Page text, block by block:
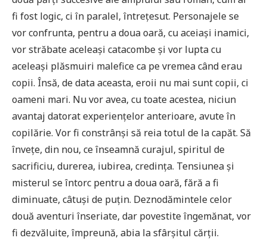
fi fost logic, ci în paralel, întrețesut. Personajele se
vor confrunta, pentru a doua oară, cu aceiași inamici,
vor străbate aceleași catacombe și vor lupta cu
aceleași plăsmuiri malefice ca pe vremea când erau
copii. Însă, de data aceasta, eroii nu mai sunt copii, ci
oameni mari. Nu vor avea, cu toate acestea, niciun
avantaj datorat experiențelor anterioare, avute în
copilărie. Vor fi constrânși să reia totul de la capăt. Să
învețe, din nou, ce înseamnă curajul, spiritul de
sacrificiu, durerea, iubirea, credința. Tensiunea și
misterul se întorc pentru a doua oară, fără a fi
diminuate, câtuși de puțin. Deznodămintele celor
două aventuri înseriate, dar povestite îngemănat, vor
fi dezvăluite, împreună, abia la sfârșitul cărții.